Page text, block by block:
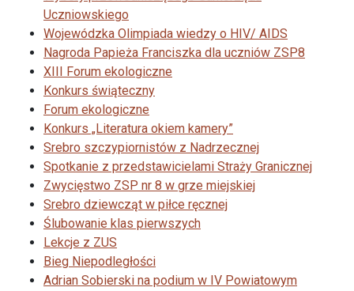
Uczniowskiego
Wojewódzka Olimpiada wiedzy o HIV/ AIDS
Nagroda Papieża Franciszka dla uczniów ZSP8
XIII Forum ekologiczne
Konkurs świąteczny
Forum ekologiczne
Konkurs „Literatura okiem kamery”
Srebro szczypiornistów z Nadrzecznej
Spotkanie z przedstawicielami Straży Granicznej
Zwycięstwo ZSP nr 8 w grze miejskiej
Srebro dziewcząt w piłce ręcznej
Ślubowanie klas pierwszych
Lekcje z ZUS
Bieg Niepodległości
Adrian Sobierski na podium w IV Powiatowym